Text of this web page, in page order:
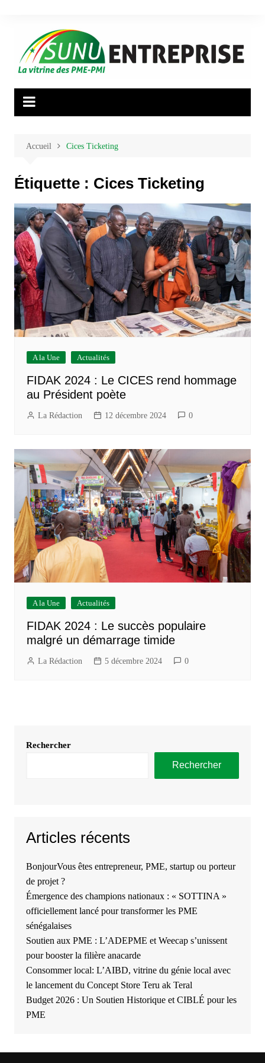
Accueil Cices Ticketing
Étiquette : Cices Ticketing
A la Une Actualités
FIDAK 2024 : Le CICES rend hommage
au Président poète
La Rédaction 12 décembre 2024 0
A la Une Actualités
FIDAK 2024 : Le succès populaire
malgré un démarrage timide
La Rédaction 5 décembre 2024 0
Rechercher
Rechercher
Articles récents
BonjourVous êtes entrepreneur, PME, startup ou porteur
de projet ?
Émergence des champions nationaux : « SOTTINA »
officiellement lancé pour transformer les PME
sénégalaises
Soutien aux PME : L’ADEPME et Weecap s’unissent
pour booster la filière anacarde
Consommer local: L’AIBD, vitrine du génie local avec
le lancement du Concept Store Teru ak Teral
Budget 2026 : Un Soutien Historique et CIBLÉ pour les
PME